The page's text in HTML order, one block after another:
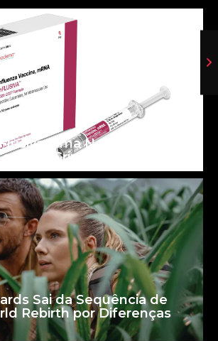
uma Nova Era para
a Gripe
Sai da Sequência de
Rebirth por Diferenças